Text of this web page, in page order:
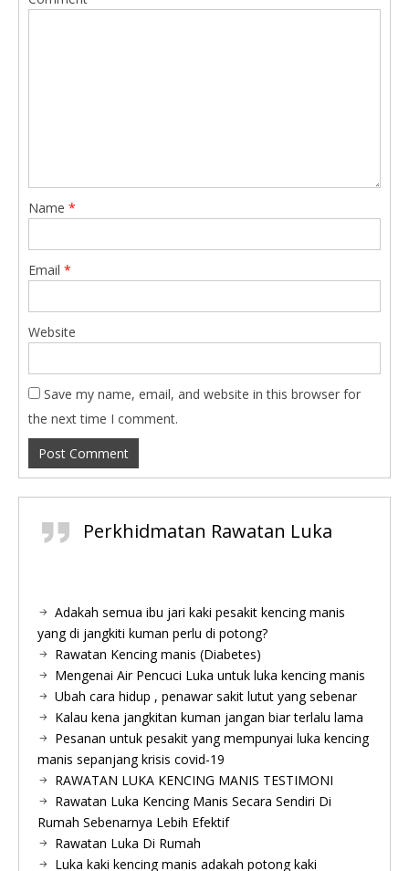
Name *
Email *
Website
Save my name, email, and website in this browser for
the next time I comment.
Perkhidmatan Rawatan Luka
Adakah semua ibu jari kaki pesakit kencing manis
yang di jangkiti kuman perlu di potong?
Rawatan Kencing manis (Diabetes)
Mengenai Air Pencuci Luka untuk luka kencing manis
Ubah cara hidup , penawar sakit lutut yang sebenar
Kalau kena jangkitan kuman jangan biar terlalu lama
Pesanan untuk pesakit yang mempunyai luka kencing
manis sepanjang krisis covid-19
RAWATAN LUKA KENCING MANIS TESTIMONI
Rawatan Luka Kencing Manis Secara Sendiri Di
Rumah Sebenarnya Lebih Efektif
Rawatan Luka Di Rumah
Luka kaki kencing manis adakah potong kaki